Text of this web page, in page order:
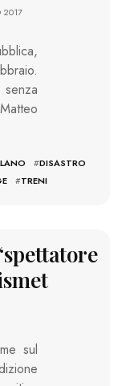
2017
#DISASTRO
#TRENI
sul